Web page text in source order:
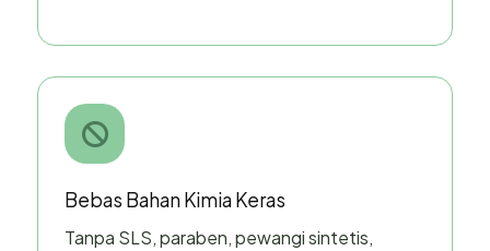
Bebas Bahan Kimia Keras
Tanpa SLS, paraben, pewangi sintetis,